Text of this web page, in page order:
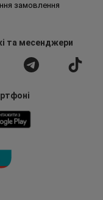
замовлення
та месенджери